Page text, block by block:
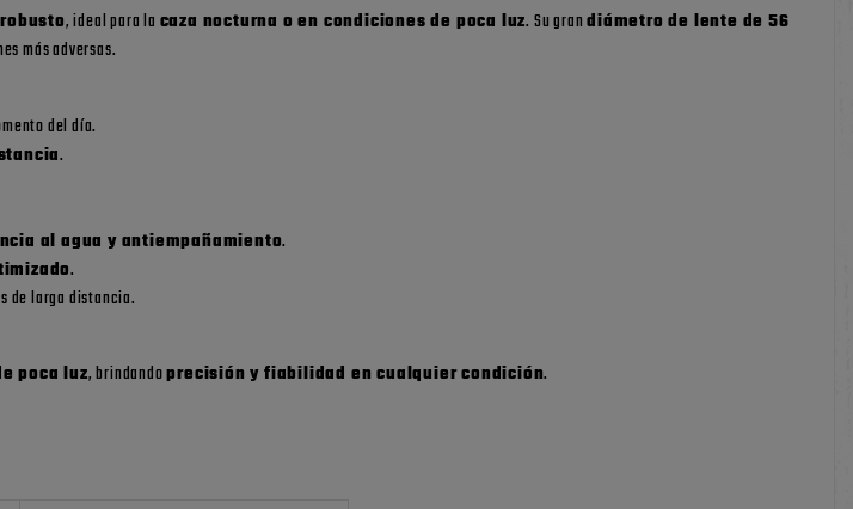
, ideal para la caza nocturna o en condiciones de poca luz. Su grandiámetro de lente de 56
más adversas.
del día.
.
al agua y antiempañamiento.
.
de larga distancia.
poca luz, brindandoprecisión y fiabilidad en cualquier condición.